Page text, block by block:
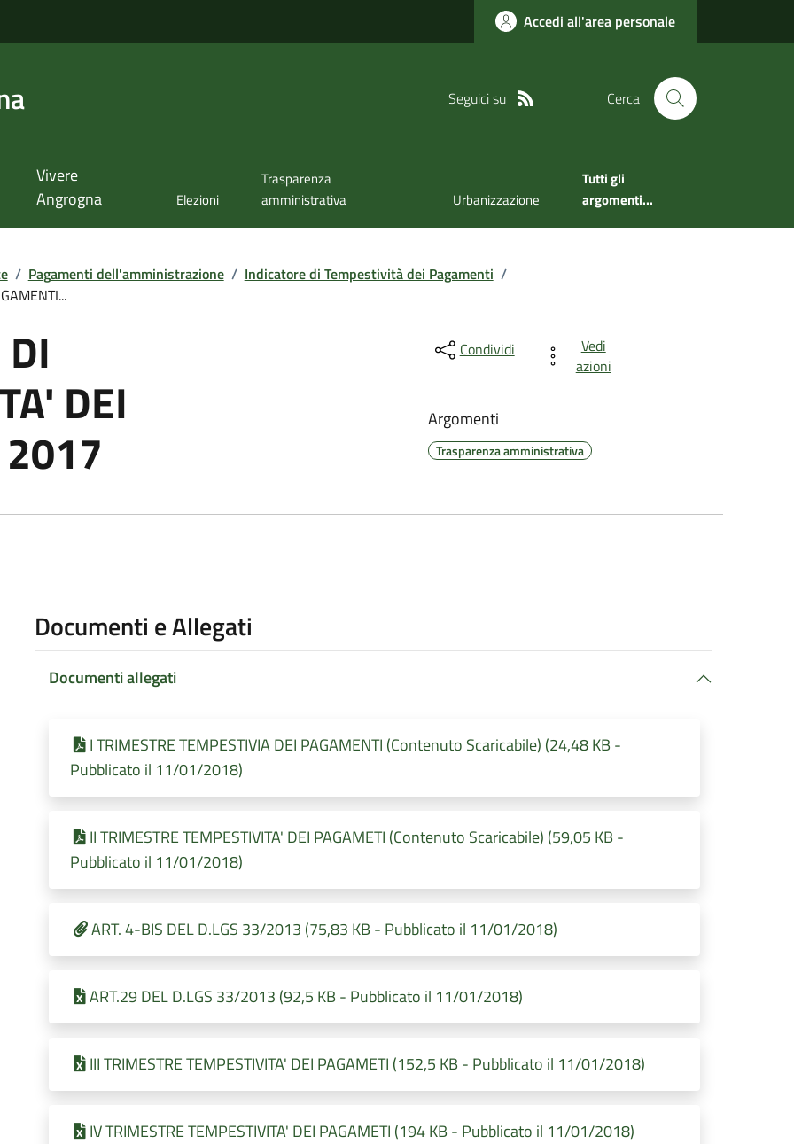
Accedi all'area personale
Seguici su Cerca
Vivere
Angrogna
Elezioni
Trasparenza
amministrativa
Urbanizzazione
Tutti gli
argomenti...
/ Pagamenti dell'amministrazione / Indicatore di Tempestività dei Pagamenti /
DEI
Condividi
Vedi
azioni
Argomenti
Trasparenza amministrativa
Documenti e Allegati
Documenti allegati
I TRIMESTRE TEMPESTIVIA DEI PAGAMENTI (Contenuto Scaricabile) (24,48 KB -
Pubblicato il 11/01/2018)
II TRIMESTRE TEMPESTIVITA' DEI PAGAMETI (Contenuto Scaricabile) (59,05 KB -
Pubblicato il 11/01/2018)
ART. 4-BIS DEL D.LGS 33/2013 (75,83 KB - Pubblicato il 11/01/2018)
ART.29 DEL D.LGS 33/2013 (92,5 KB - Pubblicato il 11/01/2018)
III TRIMESTRE TEMPESTIVITA' DEI PAGAMETI (152,5 KB - Pubblicato il 11/01/2018)
IV TRIMESTRE TEMPESTIVITA' DEI PAGAMETI (194 KB - Pubblicato il 11/01/2018)